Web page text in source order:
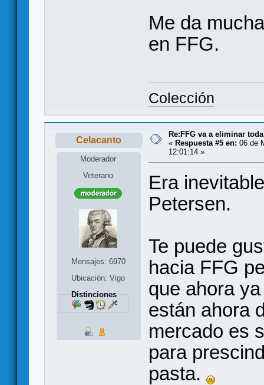
Me da
en FFG.
Colección
Celacanto
Moderador
Veterano
Mensajes: 6970
Ubicación: Vigo
Distinciones
Re:FFG va a eliminar
« Respuesta #5 en: 06 de
12:01:14 »
Era
Petersen.
Te puede
hacia FFG
que ahora
están ahora
mercado es
para
pasta.